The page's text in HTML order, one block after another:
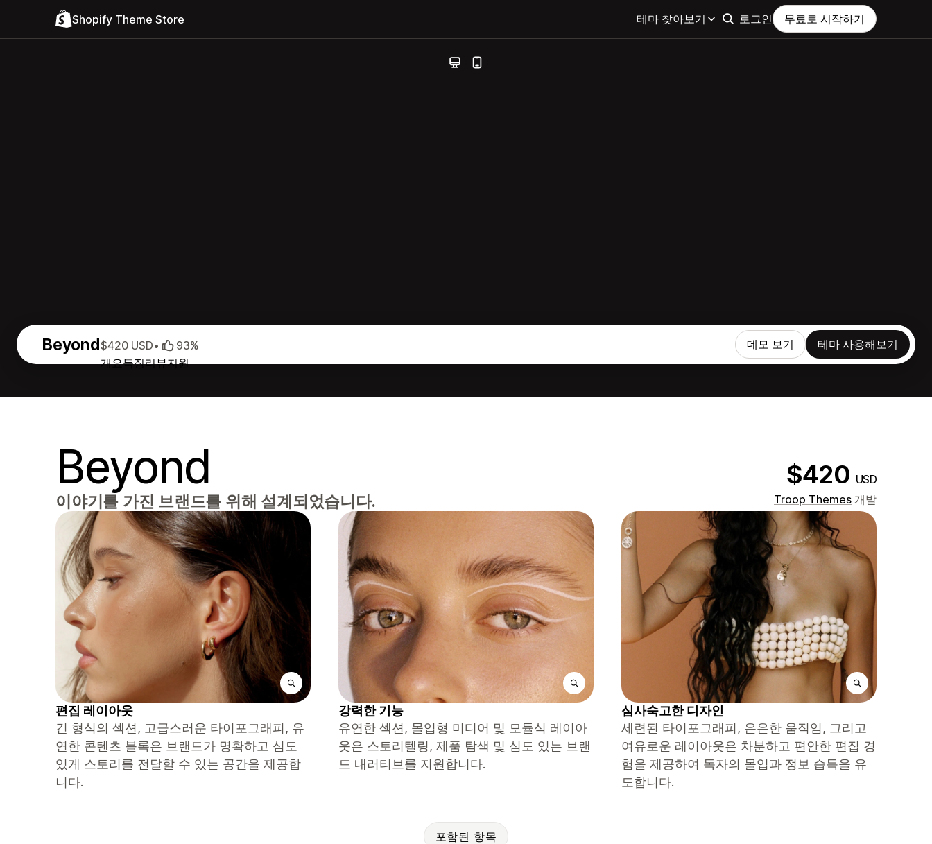
Shopify Theme Store 테마 찾아보기 로그인 무료로 시작하기
Beyond
개요특징리뷰지원
$420 USD• 93% 데모 보기 테마 사용해보기
Beyond $420 USD
이야기를 가진 브랜드를 위해 설계되었습니다. Troop Themes 개발
편집 레이아웃
긴 형식의 섹션, 고급스러운 타이포그래피, 유
연한 콘텐츠 블록은 브랜드가 명확하고 심도
있게 스토리를 전달할 수 있는 공간을 제공합
니다.
강력한 기능
유연한 섹션, 몰입형 미디어 및 모듈식 레이아
웃은 스토리텔링, 제품 탐색 및 심도 있는 브랜
드 내러티브를 지원합니다.
심사숙고한 디자인
세련된 타이포그래피, 은은한 움직임, 그리고
여유로운 레이아웃은 차분하고 편안한 편집 경
험을 제공하여 독자의 몰입과 정보 습득을 유
도합니다.
포함된 항목